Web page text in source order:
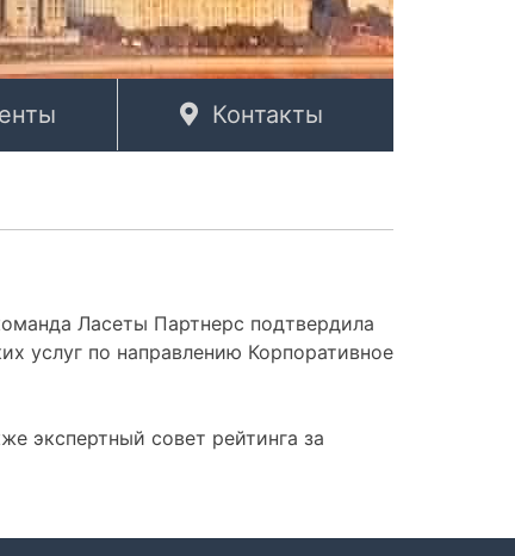
Контакты
Ласеты Партнерс подтвердила
услуг по направлению Корпоративное
экспертный совет рейтинга за